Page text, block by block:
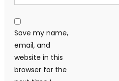
Save my name,
email, and
website in this
browser for the